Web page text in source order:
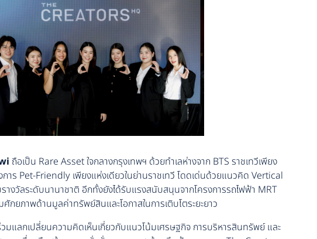
ถือเป็น Rare Asset ใจกลางกรุงเทพฯ ด้วยทำเลห่างจาก BTS ราชเทวีเพียง
าร Pet-Friendly เพียงแห่งเดียวในย่านราชเทวี โดดเด่นด้วยแนวคิด Vertical
างวัลระดับนานาชาติ อีกทั้งยังได้รับแรงสนับสนุนจากโครงการรถไฟฟ้า MRT
กยภาพด้านมูลค่าทรัพย์สินและโอกาสในการเติบโตระยะยาว
มแลกเปลี่ยนความคิดเห็นเกี่ยวกับแนวโน้มเศรษฐกิจ การบริหารสินทรัพย์ และ